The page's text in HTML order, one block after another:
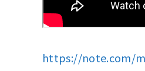
https://note.com/